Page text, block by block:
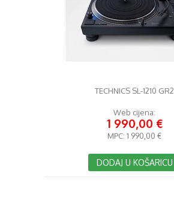
TECHNICS SL-1210 GR2
Web cijena:
1 990,00 €
MPC: 1 990,00 €
DODAJ U KOŠARICU